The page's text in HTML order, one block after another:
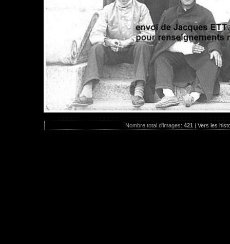
Nombre total d'images: 421 | Vers les